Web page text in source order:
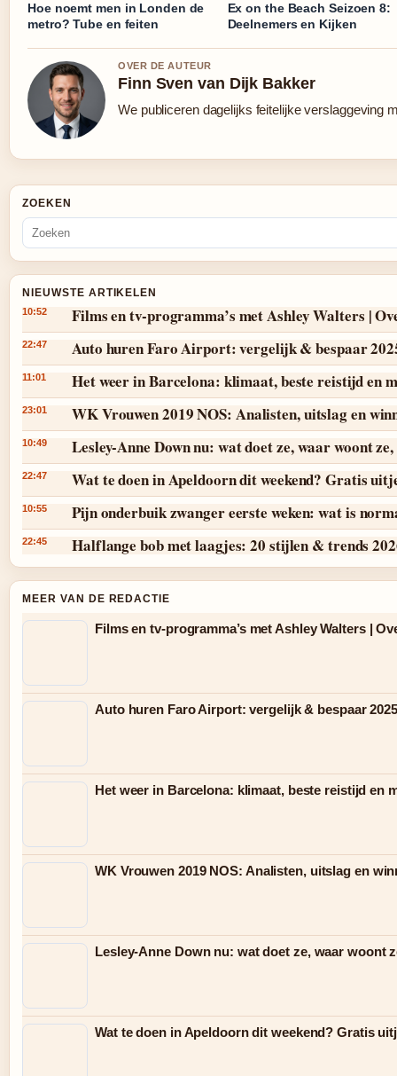
Hoe noemt men in Londen de
metro? Tube en feiten
Ex on the Beach Seizoen 8:
Deelnemers en Kijken
OVER DE AUTEUR
Finn Sven van Dijk Bakker
We publiceren dagelijks feitelijke verslaggeving
ZOEKEN
NIEUWSTE ARTIKELEN
10:52 Films en tv-programma’s met Ashley Walters |
22:47 Auto huren Faro Airport: vergelijk & bespaar
11:01 Het weer in Barcelona: klimaat, beste reistijd en
23:01 WK Vrouwen 2019 NOS: Analisten, uitslag en
10:49 Lesley-Anne Down nu: wat doet ze, waar woont
22:47 Wat te doen in Apeldoorn dit weekend? Gratis
10:55 Pijn onderbuik zwanger eerste weken: wat is
22:45 Halflange bob met laagjes: 20 stijlen & trends
MEER VAN DE REDACTIE
Films en tv-programma’s met Ashley Walters |
Auto huren Faro Airport: vergelijk & bespaar
Het weer in Barcelona: klimaat, beste reistijd en
WK Vrouwen 2019 NOS: Analisten, uitslag en
Lesley-Anne Down nu: wat doet ze, waar woont
Wat te doen in Apeldoorn dit weekend? Gratis